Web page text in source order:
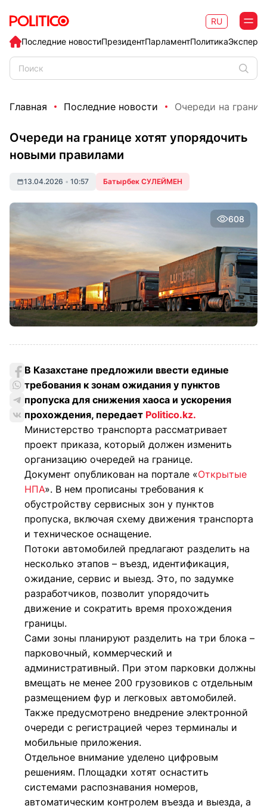
Последние новостиПрезидентПарламентПолитика
RU
Главная Последние новости Очереди на
Очереди на границе хотят упорядочить
новыми правилами
13.04.2026 • 10:57 Батырбек СУЛЕЙМЕН
608
В Казахстане предложили ввести единые
требования к зонам ожидания у пунктов
пропуска для снижения хаоса и ускорения
прохождения, передает Politico.kz.
Министерство транспорта рассматривает
проект приказа, который должен изменить
организацию очередей на границе.
Документ опубликован на портале «Открытые
НПА». В нем прописаны требования к
обустройству сервисных зон у пунктов
пропуска, включая схему движения транспорта
и техническое оснащение.
Потоки автомобилей предлагают разделить на
несколько этапов – въезд, идентификация,
ожидание, сервис и выезд. Это, по задумке
разработчиков, позволит упорядочить
движение и сократить время прохождения
границы.
Сами зоны планируют разделить на три блока –
парковочный, коммерческий и
административный. При этом парковки должны
вмещать не менее 200 грузовиков с отдельным
размещением фур и легковых автомобилей.
Также предусмотрено внедрение электронной
очереди с регистрацией через терминалы и
мобильные приложения.
Отдельное внимание уделено цифровым
решениям. Площадки хотят оснастить
системами распознавания номеров,
автоматическим контролем въезда и выезда, а